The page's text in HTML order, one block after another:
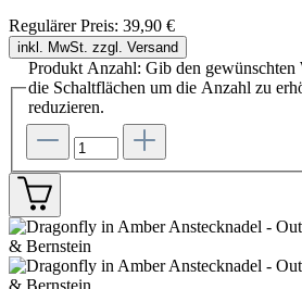
Regulärer Preis: 39,90 €
inkl. MwSt. zzgl. Versand
Produkt Anzahl: Gib den gewünschten
die Schaltflächen um die Anzahl zu
reduzieren.